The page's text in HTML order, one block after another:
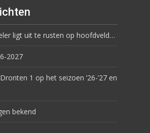
ligt uit te rusten op hoofdveld…
2027
1 op het seizoen ’26-’27 en
bekend